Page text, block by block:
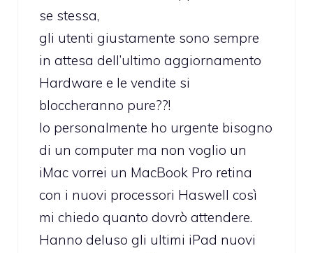
se stessa,
gli utenti giustamente sono sempre
in attesa dell’ultimo aggiornamento
Hardware e le vendite si
bloccheranno pure??!
Io personalmente ho urgente bisogno
di un computer ma non voglio un
iMac vorrei un MacBook Pro retina
con i nuovi processori Haswell così
mi chiedo quanto dovrò attendere.
Hanno deluso gli ultimi iPad nuovi